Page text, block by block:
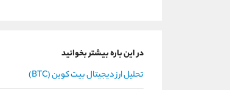
در این باره بیشتر بخوانید
تحلیل ارز دیجیتال بیت کوین (BTC)